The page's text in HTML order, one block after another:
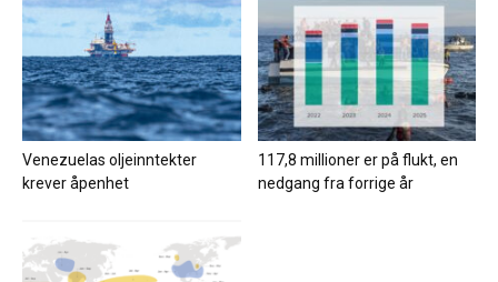
Venezuelas oljeinntekter
krever åpenhet
117,8 millioner er på flukt, en
nedgang fra forrige år